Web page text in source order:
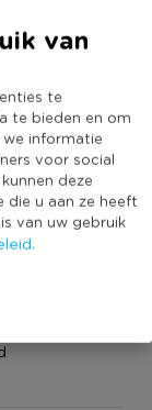
van
te
te bieden en om
we informatie
voor social
deze
die u aan ze heeft
van uw gebruik
score